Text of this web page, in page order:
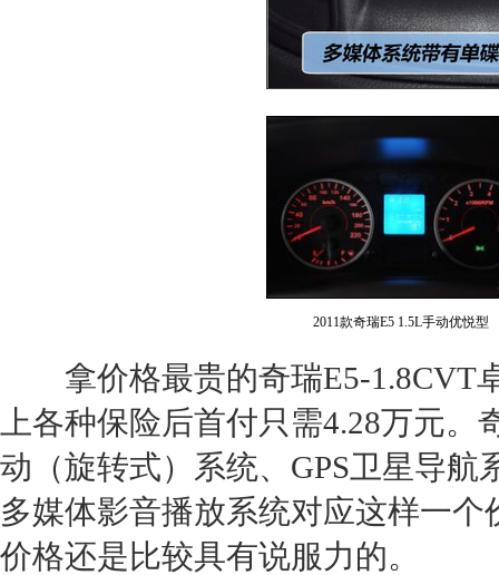
2011款奇瑞E5 1.5L手动优悦型
拿价格最贵的奇瑞E5-1.8CVT
上各种保险后首付只需4.28万元。
动（旋转式）系统、GPS卫星导
多媒体影音播放系统对应这样一
价格还是比较具有说服力的。